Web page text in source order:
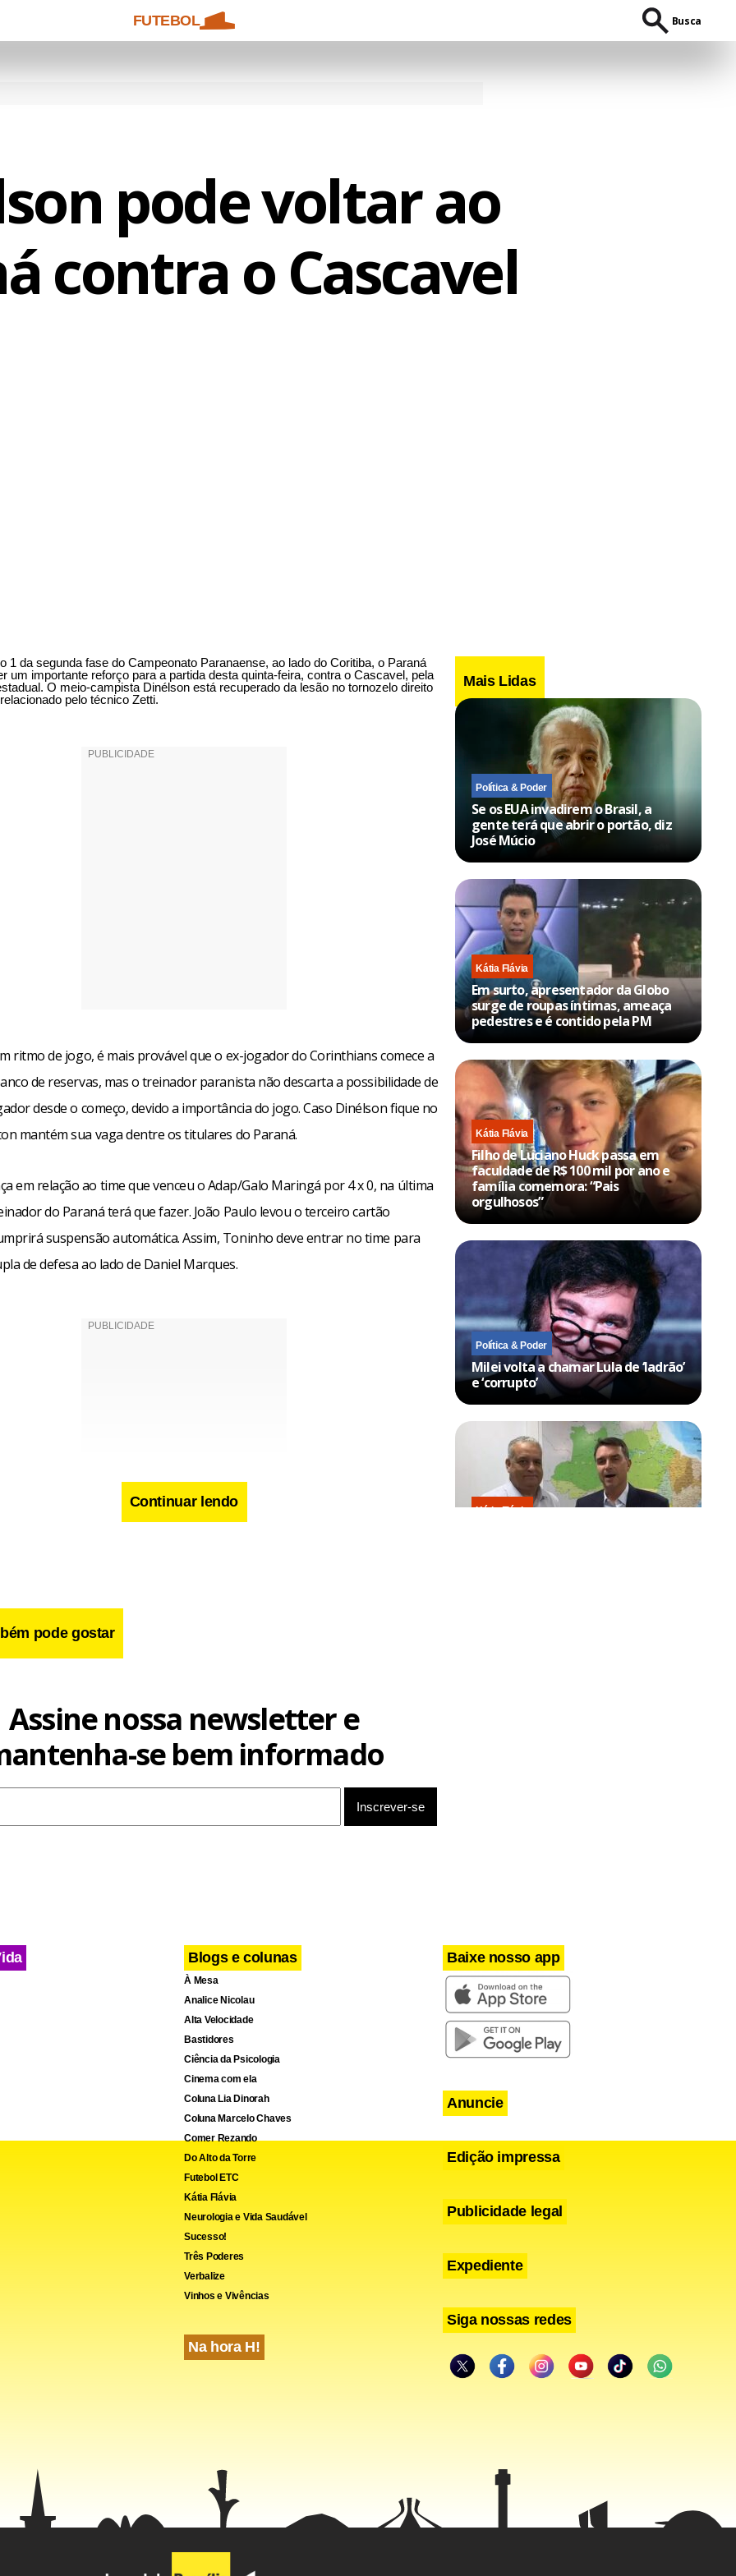
FUTEBOL Busca
pode voltar ao
contra o Cascavel
1 da segunda fase do Campeonato Paranaense, ao lado do Coritiba, o Paraná
um importante reforço para a partida desta quinta-feira, contra o Cascavel, pela
O meio-campista Dinélson está recuperado da lesão no tornozelo direito
pelo técnico Zetti.
ritmo de jogo, é mais provável que o ex-jogador do Corinthians comece a
de reservas, mas o treinador paranista não descarta a possibilidade de
desde o começo, devido a importância do jogo. Caso Dinélson fique no
mantém sua vaga dentre os titulares do Paraná.
em relação ao time que venceu o Adap/Galo Maringá por 4 x 0, na última
do Paraná terá que fazer. João Paulo levou o terceiro cartão
suspensão automática. Assim, Toninho deve entrar no time para
de defesa ao lado de Daniel Marques.
LinkedIn
Twitter
X
Continuar lendo
pode gostar
Mais Lidas
Política & Poder
Se os EUA invadirem o Brasil, a
gente terá que abrir o portão, diz
José Múcio
Kátia Flávia
Em surto, apresentador da Globo
surge de roupas íntimas, ameaça
pedestres e é contido pela PM
Kátia Flávia
Filho de Luciano Huck passa em
faculdade de R$ 100 mil por ano e
família comemora: “Pais
orgulhosos”
Política & Poder
Milei volta a chamar Lula de ‘ladrão’
e ‘corrupto’
Kátia Flávia
Assine nossa newsletter e
se bem informado
Blogs e colunas
À Mesa
Analice Nicolau
Alta Velocidade
Bastidores
Ciência da Psicologia
Cinema com ela
Coluna Lia Dinorah
Coluna Marcelo Chaves
Comer Rezando
Do Alto da Torre
Futebol ETC
Kátia Flávia
Neurologia e Vida Saudável
Sucesso!
Três Poderes
Verbalize
Vinhos e Vivências
Na hora H!
Baixe nosso app
Anuncie
Edição impressa
Publicidade legal
Expediente
Siga nossas redes